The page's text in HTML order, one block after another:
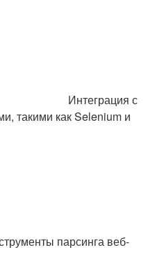
Интеграция с
такими как Selenium и
парсинга веб-